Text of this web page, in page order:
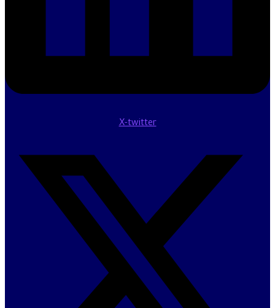
X-twitter